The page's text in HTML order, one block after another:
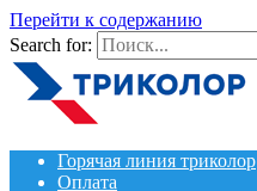
Перейти к содержанию
Search for:
Горячая линия триколор
Оплата